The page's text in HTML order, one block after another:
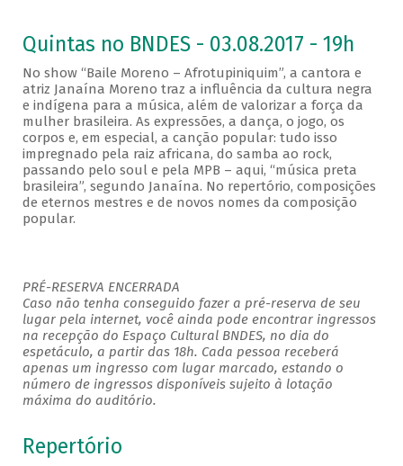
Quintas no BNDES - 03.08.2017 - 19h
No show “Baile Moreno – Afrotupiniquim”, a cantora e
atriz Janaína Moreno traz a influência da cultura negra
e indígena para a música, além de valorizar a força da
mulher brasileira. As expressões, a dança, o jogo, os
corpos e, em especial, a canção popular: tudo isso
impregnado pela raiz africana, do samba ao rock,
passando pelo soul e pela MPB – aqui, “música preta
brasileira”, segundo Janaína. No repertório, composições
de eternos mestres e de novos nomes da composição
popular.
PRÉ-RESERVA ENCERRADA
Caso não tenha conseguido fazer a pré-reserva de seu
lugar pela internet, você ainda pode encontrar ingressos
na recepção do Espaço Cultural BNDES, no dia do
espetáculo, a partir das 18h. Cada pessoa receberá
apenas um ingresso com lugar marcado, estando o
número de ingressos disponíveis sujeito à lotação
máxima do auditório.
Repertório